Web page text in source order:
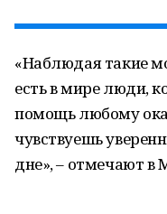
«Наблюдая такие
есть в мире люди,
помощь любому
чувствуешь
дне», – отмечают в